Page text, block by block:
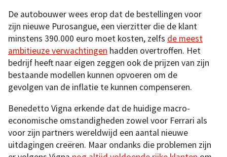
De autobouwer wees erop dat de bestellingen voor
zijn nieuwe Purosangue, een vierzitter die de klant
minstens 390.000 euro moet kosten, zelfs de meest
ambitieuze verwachtingen hadden overtroffen. Het
bedrijf heeft naar eigen zeggen ook de prijzen van zijn
bestaande modellen kunnen opvoeren om de
gevolgen van de inflatie te kunnen compenseren.
Benedetto Vigna erkende dat de huidige macro-
economische omstandigheden zowel voor Ferrari als
voor zijn partners wereldwijd een aantal nieuwe
uitdagingen creëren. Maar ondanks die problemen zijn